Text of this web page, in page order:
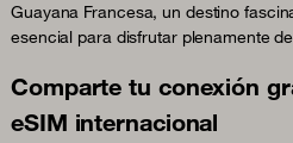
Guayana Francesa, un destino
esencial para disfrutar plenamente
Comparte tu conexión
eSIM internacional